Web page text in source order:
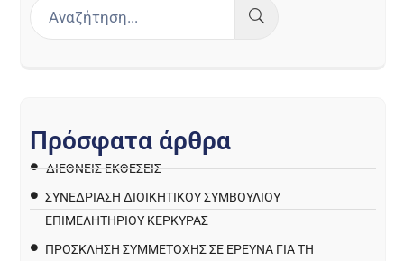
Πρόσφατα άρθρα
ΔΙΕΘΝΕΙΣ ΕΚΘΕΣΕΙΣ
ΣΥΝΕΔΡΙΑΣΗ ΔΙΟΙΚΗΤΙΚΟΥ ΣΥΜΒΟΥΛΙΟΥ
ΕΠΙΜΕΛΗΤΗΡΙΟΥ ΚΕΡΚΥΡΑΣ
ΠΡΌΣΚΛΗΣΗ ΣΥΜΜΕΤΟΧΉΣ ΣΕ ΈΡΕΥΝΑ ΓΙΑ ΤΗ